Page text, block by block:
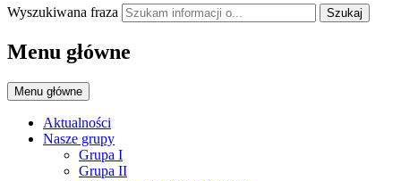
Wyszukiwana fraza Szukaj
Menu główne
Menu główne
Aktualności
Nasze grupy
Grupa I
Grupa II